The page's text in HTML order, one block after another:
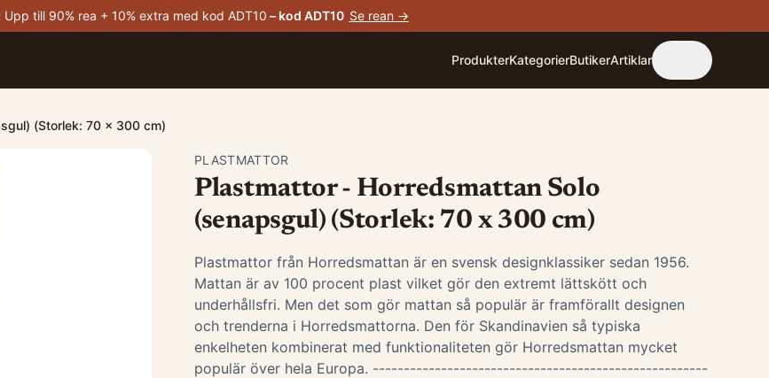
Upp till 90% rea + 10% extra med kod ADT10 – kod ADT10 Se rean →
ProdukterKategorierButikerArtiklar
(Storlek: 70 x 300 cm)
PLASTMATTOR
Plastmattor - Horredsmattan Solo
(senapsgul) (Storlek: 70 x 300 cm)
Plastmattor från Horredsmattan är en svensk designklassiker sedan 1956.
Mattan är av 100 procent plast vilket gör den extremt lättskött och
underhållsfri. Men det som gör mattan så populär är framförallt designen
och trenderna i Horredsmattorna. Den för Skandinavien så typiska
enkelheten kombinerat med funktionaliteten gör Horredsmattan mycket
populär över hela Europa. ------------------------------------------------------